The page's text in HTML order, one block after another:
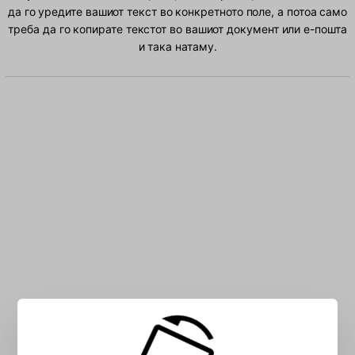
да го уредите вашиот текст во конкретното поле, а потоа само
треба да го копирате текстот во вашиот документ или е-пошта
и така натаму.
Внесете албански знаци во полето: